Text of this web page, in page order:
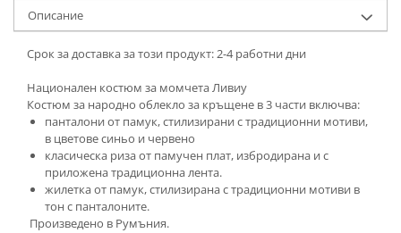
Описание
Срок за доставка за този продукт: 2-4 работни дни
Национален костюм за момчета Ливиу
Костюм за народно облекло за кръщене в 3 части включва:
панталони от памук, стилизирани с традиционни мотиви,
в цветове синьо и червено
класическа риза от памучен плат, избродирана и с
приложена традиционна лента.
жилетка от памук, стилизирана с традиционни мотиви в
тон с панталоните.
Произведено в Румъния.